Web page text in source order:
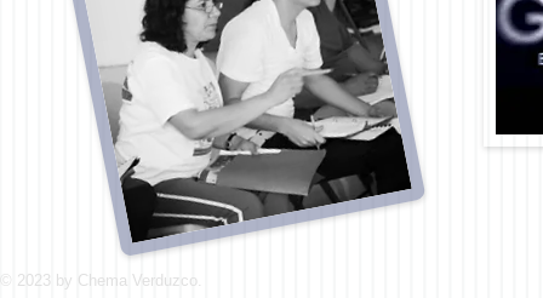
© 2023 by Chema Verduzco.